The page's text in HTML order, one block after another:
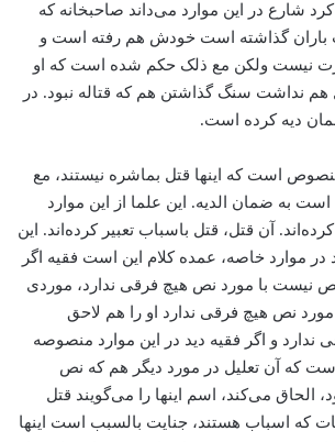
شارع در این موارد می‌داند صاحبخانه که
باران گذاشته است خودش هم رفته است و
نیست ولکن مع ذلک حکم شده است که او
نداشت سنگ گذاشتن هم که قتاله نبود. در
دیه کرده است.
است که اینها قتل بماشره نیستند، مع
به ضمان الدیه. این علما از این موارد
آن قتل، قتل باسباب تعبیر کرده‌اند. این
در موارد خاصه، عمده کلام این است فقیه اگر
نیست با مورد نص هیچ فرقی ندارد، موردی
نص هیچ فرقی ندارد او را هم لاحق
ندارد و اگر فقیه دید در این موارد منصوصه
که آن تعلیل در مورد دیگر هم که نص
می‌کند، اسم اینها را می‌گویند قتل
که اسباب هستند، جنایت بالسبب است اینها